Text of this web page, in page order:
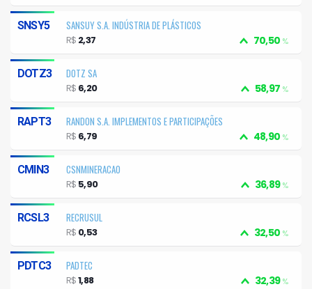
SNSY5
SANSUY S.A. INDÚSTRIA DE PLÁSTICOS
70,50 %
R$ 2,37
DOTZ3
DOTZ SA
58,97 %
R$ 6,20
RAPT3
RANDON S.A. IMPLEMENTOS E PARTICIPAÇÕES
48,90 %
R$ 6,79
CMIN3
CSNMINERACAO
36,89%
R$ 5,90
RCSL3
RECRUSUL
32,50 %
R$ 0,53
PDTC3
PADTEC
32,39%
R$1,88